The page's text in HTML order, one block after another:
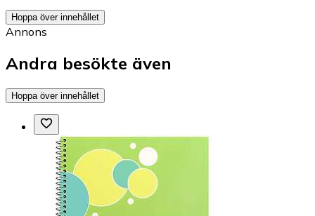
Hoppa över innehållet
Annons
Andra besökte även
Hoppa över innehållet